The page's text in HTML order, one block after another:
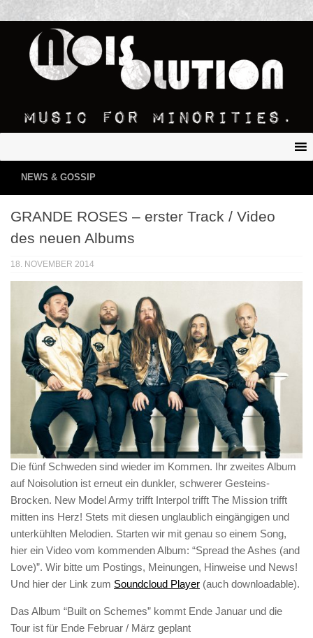
NEWS & GOSSIP
GRANDE ROSES – erster Track / Video
des neuen Albums
18. NOVEMBER 2014
Die fünf Schweden sind wieder im Kommen. Ihr zweites Album
auf Noisolution ist erneut ein dunkler, schwerer Gesteins-
Brocken. New Model Army trifft Interpol trifft The Mission trifft
mitten ins Herz! Stets mit diesen unglaublich eingängigen und
unterkühlten Melodien. Starten wir mit genau so einem Song,
hier ein Video vom kommenden Album: “Spread the Ashes (and
Love)”. Wir bitte um Postings, Meinungen, Hinweise und News!
Und hier der Link zum Soundcloud Player (auch downloadable).
Das Album “Built on Schemes” kommt Ende Januar und die
Tour ist für Ende Februar / März geplant